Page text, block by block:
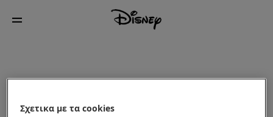
Σχετικα με τα cookies